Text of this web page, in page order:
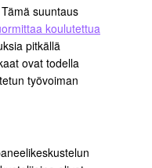
suuntaus
koulutettua
pitkällä
ovat todella
työvoiman